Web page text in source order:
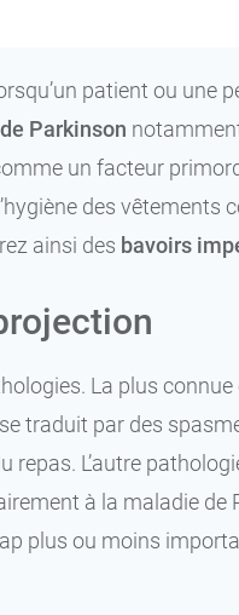
patient ou
Parkinson
un facteur
des
ainsi des bavoirs
La plus
traduit par des
L’autre
à la maladie de
plus ou moins